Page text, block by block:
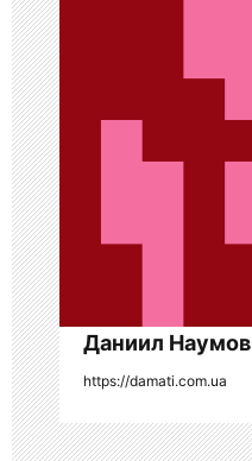
я
п
о
з
а
п
и
с
я
м
Даниил Наумов
https://damati.com.ua